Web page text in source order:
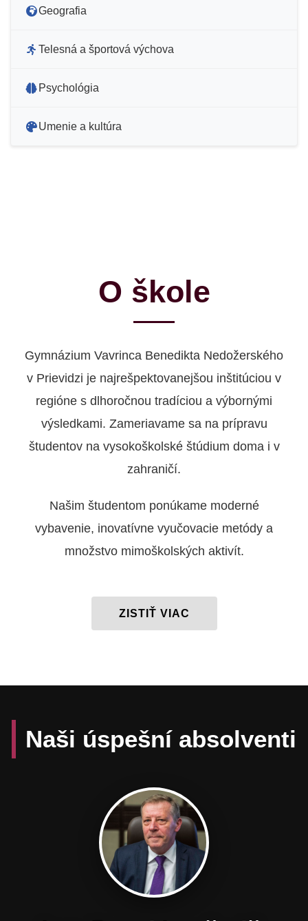
Geografia
Telesná a športová výchova
Psychológia
Umenie a kultúra
O škole
Gymnázium Vavrinca Benedikta Nedožerského
v Prievidzi je najrešpektovanejšou inštitúciou v
regióne s dlhoročnou tradíciou a výbornými
výsledkami. Zameriavame sa na prípravu
študentov na vysokoškolské štúdium doma i v
zahraničí.
Našim študentom ponúkame moderné
vybavenie, inovatívne vyučovacie metódy a
množstvo mimoškolských aktivít.
ZISTIŤ VIAC
Naši úspešní absolventi